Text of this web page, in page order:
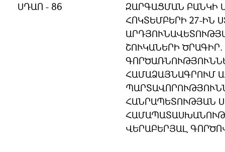
ՍԴԱՈ - 86
ԶԱՐԳԱՑՄԱՆ ԲԱՆԿԻ
ՀՈԿՏԵՄԲԵՐԻ 27-ԻՆ
ՇՈՒԿԱՆԵՐԻ
ՀԱՄԱՁԱՅՆԱԳՐՈՒՄ
ՀԱՆՐԱՊԵՏՈՒԹՅԱՆ
ՎԵՐԱԲԵՐՅԱԼ